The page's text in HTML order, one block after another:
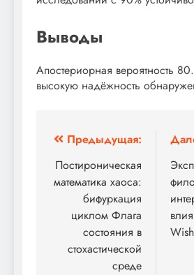
Выводы
Апостериорная вероятность
высокую надёжность
Навигация
по
записям
Предыдущая:
Постироническая
математика хаоса:
бифуркация
циклом Флага
состояния в
стохастической
среде